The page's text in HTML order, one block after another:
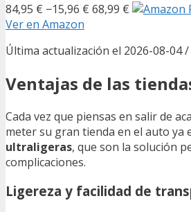
84,95 € −15,96 € 68,99 €
Ver en Amazon
Última actualización el 2026-08-04
Ventajas de las
Cada vez que piensas en salir de
meter su gran tienda en el auto ya
ultraligeras, que son la solución
complicaciones.
Ligereza y facilidad de